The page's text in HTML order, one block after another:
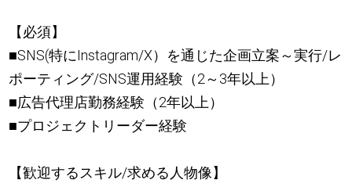
【必須】
■SNS(特にInstagram/X）を通じた企画立案～実行/レ
ポーティング/SNS運用経験（2～3年以上）
■広告代理店勤務経験（2年以上）
■プロジェクトリーダー経験
【歓迎するスキル/求める人物像】